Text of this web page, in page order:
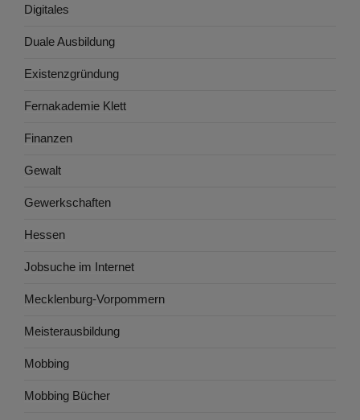
Digitales
Duale Ausbildung
Existenzgründung
Fernakademie Klett
Finanzen
Gewalt
Gewerkschaften
Hessen
Jobsuche im Internet
Mecklenburg-Vorpommern
Meisterausbildung
Mobbing
Mobbing Bücher